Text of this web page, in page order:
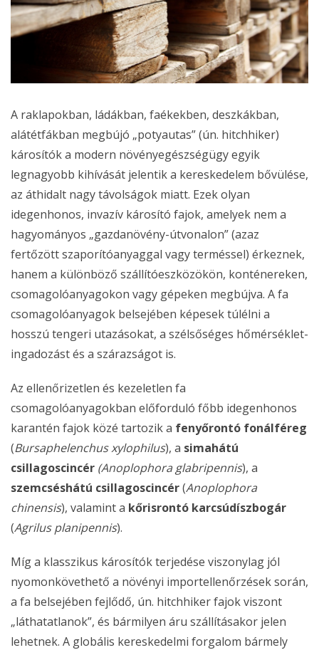
A raklapokban, ládákban, faékekben, deszkákban,
alátétfákban megbújó „potyautas” (ún. hitchhiker)
károsítók a modern növényegészségügy egyik
legnagyobb kihívását jelentik a kereskedelem bővülése,
az áthidalt nagy távolságok miatt. Ezek olyan
idegenhonos, invazív károsító fajok, amelyek nem a
hagyományos „gazdanövény-útvonalon” (azaz
fertőzött szaporítóanyaggal vagy terméssel) érkeznek,
hanem a különböző szállítóeszközökön, konténereken,
csomagolóanyagokon vagy gépeken megbújva. A fa
csomagolóanyagok belsejében képesek túlélni a
hosszú tengeri utazásokat, a szélsőséges hőmérséklet-
ingadozást és a szárazságot is.
Az ellenőrizetlen és kezeletlen fa
csomagolóanyagokban előforduló főbb idegenhonos
karantén fajok közé tartozik a fenyőrontó fonálféreg
(Bursaphelenchus xylophilus), a simahátú
csillagoscincér (Anoplophora glabripennis), a
szemcséshátú csillagoscincér(Anoplophora
chinensis), valamint a kőrisrontó karcsúdíszbogár
(Agrilus planipennis).
Míg a klasszikus károsítók terjedése viszonylag jól
nyomonkövethető a növényi importellenőrzések során,
a fa belsejében fejlődő, ún. hitchhiker fajok viszont
„láthatatlanok”, és bármilyen áru szállításakor jelen
lehetnek. A globális kereskedelmi forgalom bármely